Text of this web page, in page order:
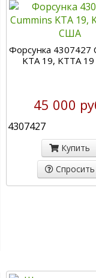
Форсунка 4307427
KTA 19, KTTA
45 000
4307427
Купить
Спросить